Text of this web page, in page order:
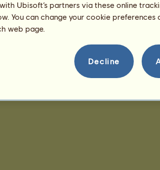
Ubisoft’s partners via these online
You can change your cookie preferences
web page.
Decline